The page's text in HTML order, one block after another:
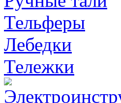
Тельферы
Лебедки
Тележки